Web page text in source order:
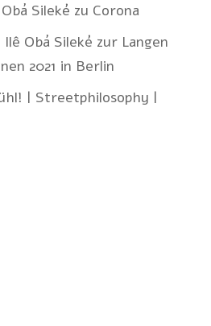
Sileké zu Corona
Obá Sileké zur Langen
2021 in Berlin
| Streetphilosophy |